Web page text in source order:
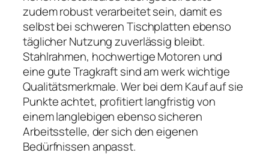
zudem robust verarbeitet sein, damit es
selbst bei schweren Tischplatten ebenso
täglicher Nutzung zuverlässig bleibt.
Stahlrahmen, hochwertige Motoren und
eine gute Tragkraft sind am werk wichtige
Qualitätsmerkmale. Wer bei dem Kauf auf sie
Punkte achtet, profitiert langfristig von
einem langlebigen ebenso sicheren
Arbeitsstelle, der sich den eigenen
Bedürfnissen anpasst.